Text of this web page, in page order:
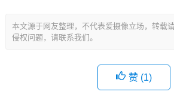
本文源于网友整理，不代表爱摄像立场，转载
侵权问题，请联系我们。
赞 (1)